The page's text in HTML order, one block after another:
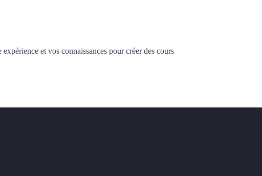
et vos connaissances pour créer des cours